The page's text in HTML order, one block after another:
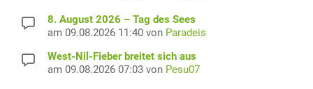
8. August 2026 – Tag des Sees
am 09.08.2026 11:40 von Paradeis
West-Nil-Fieber breitet sich aus
am 09.08.2026 07:03 von Pesu07